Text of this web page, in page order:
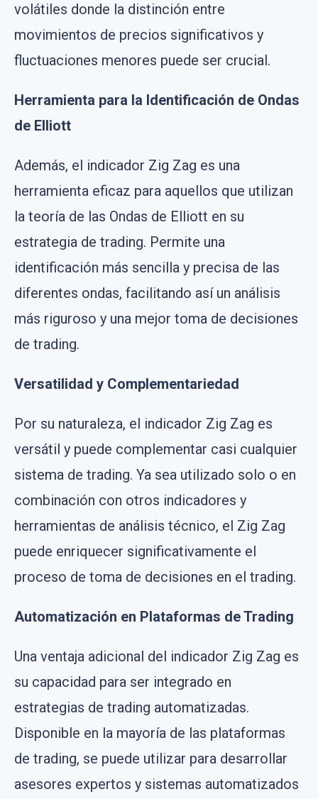
volátiles donde la distinción entre
movimientos de precios significativos y
fluctuaciones menores puede ser crucial.
Herramienta para la Identificación de Ondas
de Elliott
Además, el indicador Zig Zag es una
herramienta eficaz para aquellos que utilizan
la teoría de las Ondas de Elliott en su
estrategia de trading. Permite una
identificación más sencilla y precisa de las
diferentes ondas, facilitando así un análisis
más riguroso y una mejor toma de decisiones
de trading.
Versatilidad y Complementariedad
Por su naturaleza, el indicador Zig Zag es
versátil y puede complementar casi cualquier
sistema de trading. Ya sea utilizado solo o en
combinación con otros indicadores y
herramientas de análisis técnico, el Zig Zag
puede enriquecer significativamente el
proceso de toma de decisiones en el trading.
Automatización en Plataformas de Trading
Una ventaja adicional del indicador Zig Zag es
su capacidad para ser integrado en
estrategias de trading automatizadas.
Disponible en la mayoría de las plataformas
de trading, se puede utilizar para desarrollar
asesores expertos y sistemas automatizados